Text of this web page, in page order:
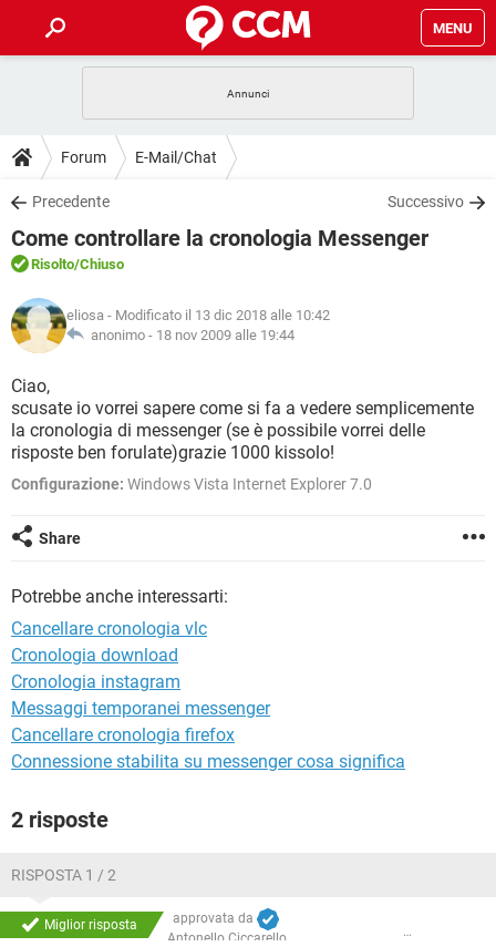
MENU
INTRATTENIMENTO
iOS
INSTAGRAM WHATSAPP
TIKTOK
HARDWARE
GUIDE
COVID-19
iOS
INSTAGRAM
TIKTOK FACEBOOK
DOWNLOAD
COVID-19 GAMING
INTRATTENIMENTO
iOS WINDOWS 10
INSTAGRAM
TIKTOK
HARDWARE
FORUM
COVID-19
INTRATTENIMENTO ANDROID
INSTAGRAM WHATSAPP
TIKTOK FACEBOOK
HARDWARE
GLOSSARIO
COVID-19
INTRATTENIMENTO
iOS WINDOWS 10
INSTAGRAM
HARDWARE
Forum E-Mail/Chat
Precedente Successivo
Come controllare la cronologia Messenger
Risolto/Chiuso
eliosa - Modificato il 13 dic 2018 alle 10:42
anonimo - 18 nov 2009 alle 19:44
Ciao,
scusate io vorrei sapere come si fa a vedere semplicemente
la cronologia di messenger (se è possibile vorrei delle
risposte ben forulate)grazie 1000 kissolo!
Configurazione: Windows Vista Internet Explorer 7.0
Share
Potrebbe anche interessarti:
Cancellare cronologia vlc
Cronologia download
Cronologia instagram
Messaggi temporanei messenger
Cancellare cronologia firefox
Connessione stabilita su messenger cosa significa
2 risposte
RISPOSTA 1 / 2
Miglior risposta
approvata da
Antonello Ciccarello